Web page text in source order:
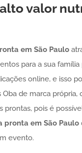
valor
em São Paulo
para a sua família
online, e isso
de marca própria,
pois é
pronta em São Paulo
evento.